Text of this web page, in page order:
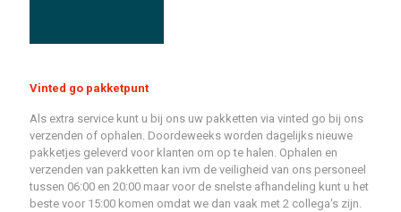
Vinted go pakketpunt
Als extra service kunt u bij ons uw pakketten via vinted go bij ons
verzenden of ophalen. Doordeweeks worden dagelijks nieuwe
pakketjes geleverd voor klanten om op te halen. Ophalen en
verzenden van pakketten kan ivm de veiligheid van ons personeel
tussen 06:00 en 20:00 maar voor de snelste afhandeling kunt u het
beste voor 15:00 komen omdat we dan vaak met 2 collega's zijn.